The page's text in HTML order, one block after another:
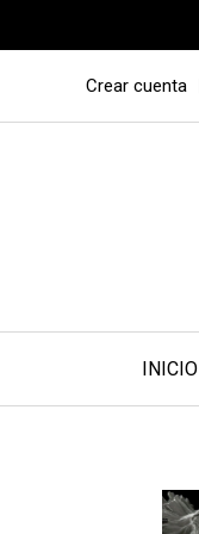
Crear cuenta
INICIO